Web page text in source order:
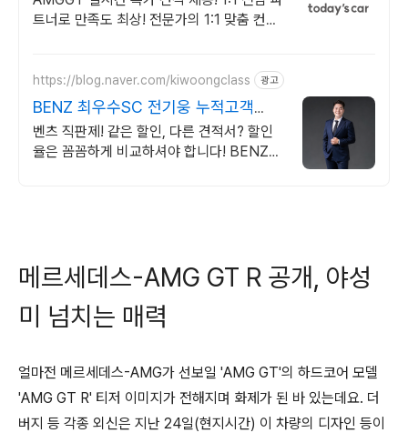
트너로 만족도 최상! 전문가의 1:1 맞춤 컨설
https://blog.naver.com/kiwoongclass 광고
BENZ 최우수SC 전기웅 누적고객
1000명 돌파!
벤츠 직판제! 같은 할인, 다른 견적서? 할인
율은 꼼꼼하게 비교하셔야 합니다! BENZ
메르세데스-AMG GT R 공개, 야성
미 넘치는 매력
얼마전 메르세데스-AMG가 선보일 'AMG GT'의 하드코어 모델
'AMG GT R' 티저 이미지가 전해지며 화제가 된 바 있는데요. 더
버지 등 각종 외신은 지난 24일(현지시간) 이 차량의 디자인 등이